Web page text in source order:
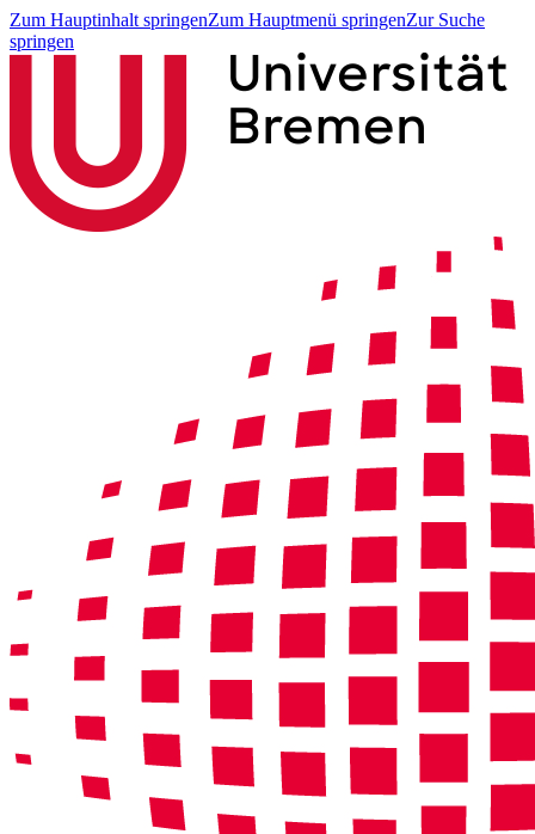
Zum Hauptinhalt springenZum Hauptmenü springenZur Suche
springen